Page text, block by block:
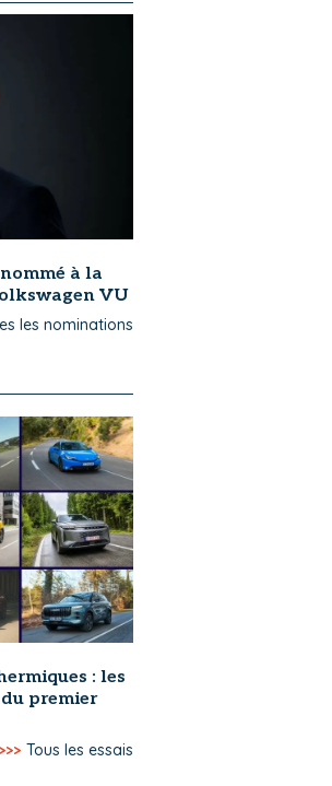
à la
VU
les nominations
: les
premier
>>> Tous les essais